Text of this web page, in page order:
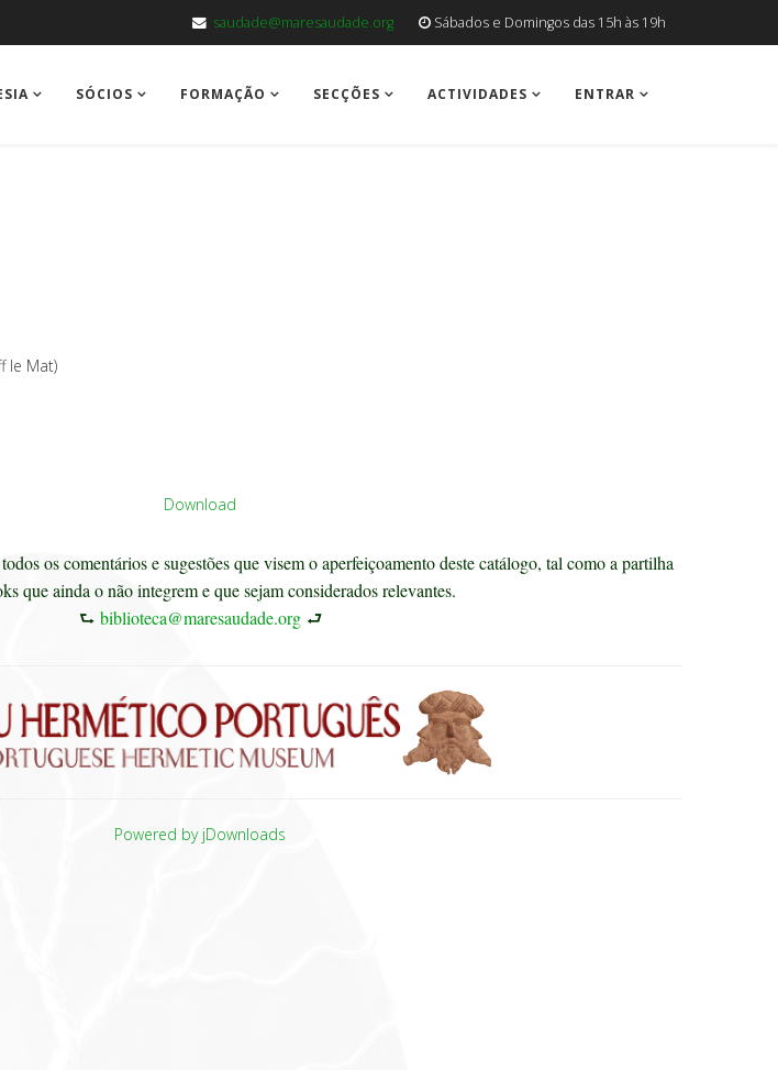
saudade@maresaudade.org Sábados e Domingos das 15h às 19h
SÓCIOS FORMAÇÃO SECÇÕES ACTIVIDADES ENTRAR
le Mat)
Download
os comentários e sugestões que visem o aperfeiçoamento deste catálogo, tal como a partilha
que ainda o não integrem e que sejam considerados relevantes.
⮑ biblioteca@maresaudade.org⮐
Powered by jDownloads